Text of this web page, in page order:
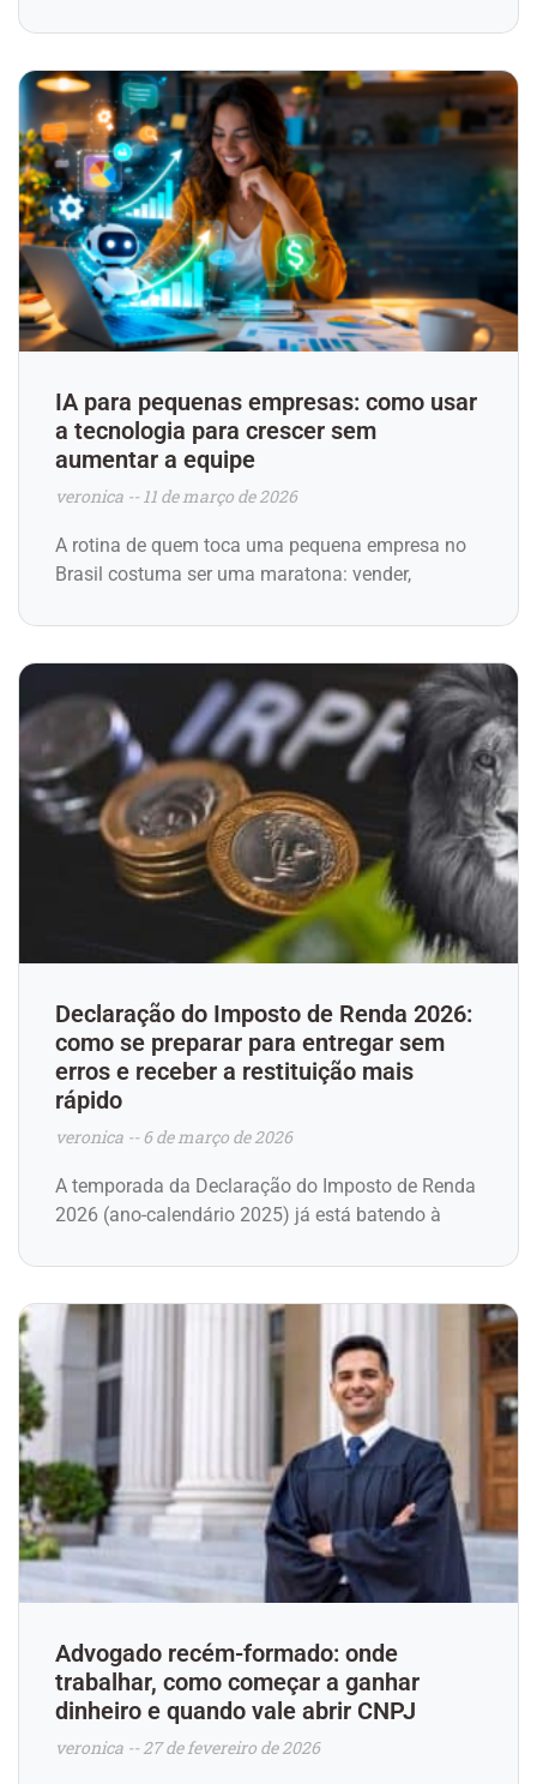
IA para pequenas empresas: como usar
a tecnologia para crescer sem
aumentar a equipe
veronica 11 de março de 2026
A rotina de quem toca uma pequena empresa no
Brasil costuma ser uma maratona: vender,
Declaração do Imposto de Renda 2026:
como se preparar para entregar sem
erros e receber a restituição mais
rápido
veronica 6 de março de 2026
A temporada da Declaração do Imposto de Renda
2026 (ano-calendário 2025) já está batendo à
Advogado recém-formado: onde
trabalhar, como começar a ganhar
dinheiro e quando vale abrir CNPJ
veronica 27 de fevereiro de 2026